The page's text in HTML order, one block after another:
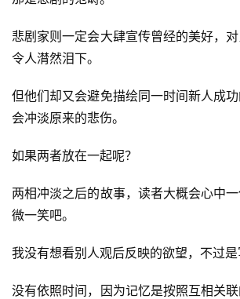
幻
资
讯
题
幻
小
说
库
登录 注册
悲剧家则一定会大肆宣传曾经的美好，
令人潸然泪下。
但他们却又会避免描绘同一时间新人成
会冲淡原来的悲伤。
如果两者放在一起呢？
两相冲淡之后的故事，读者大概会心中
微一笑吧。
我没有想看别人观后反映的欲望，不过是
没有依照时间，因为记忆是按照互相关